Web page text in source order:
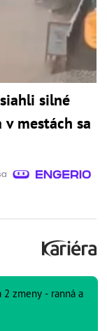
silné
mestách sa
2 zmeny - ranná a